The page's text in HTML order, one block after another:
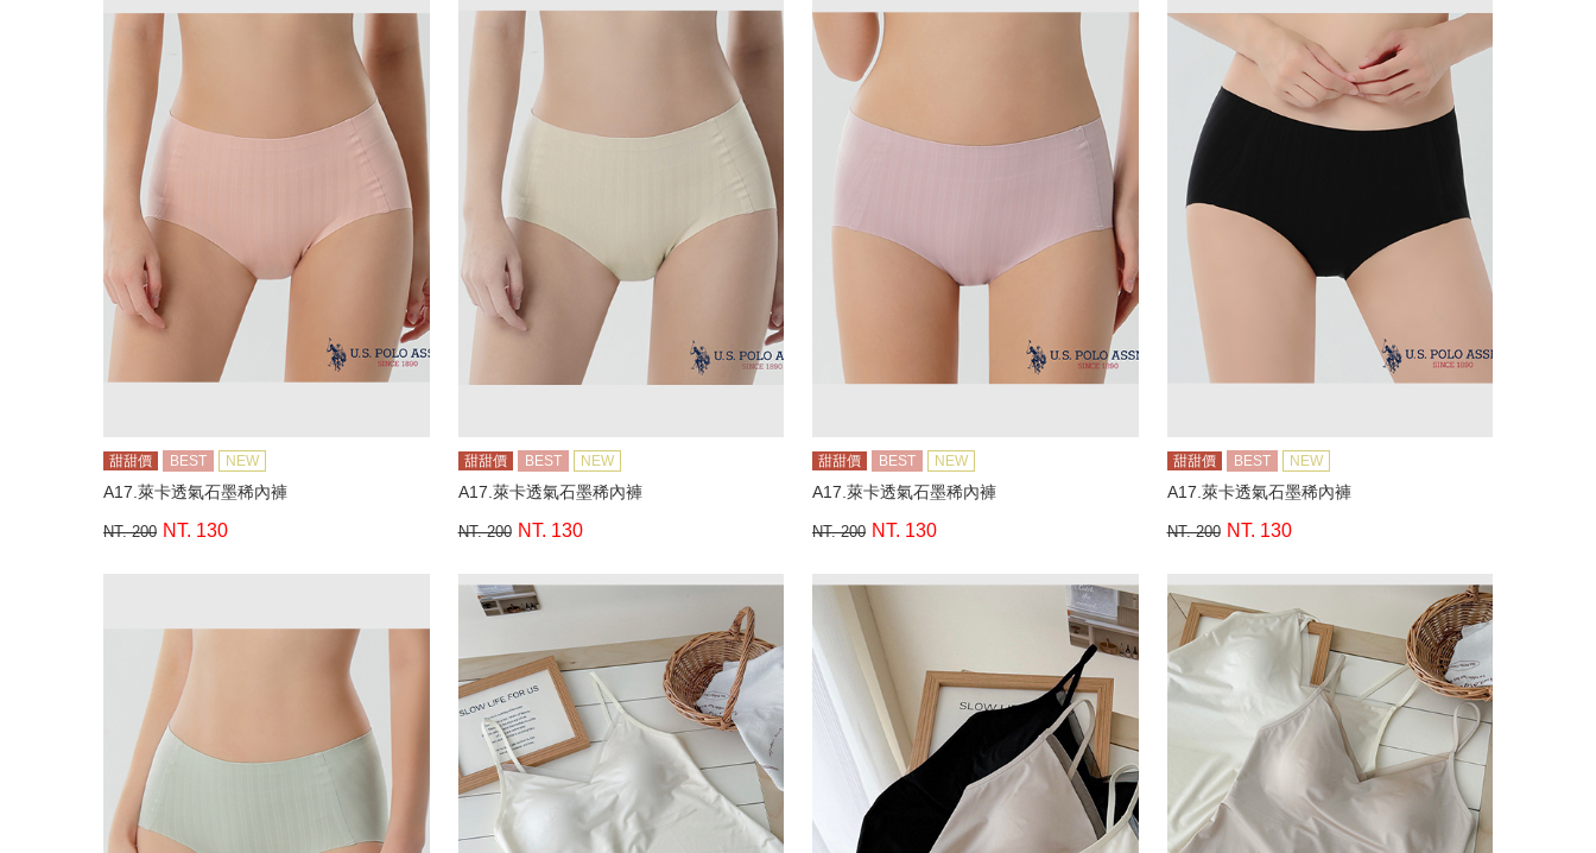
甜甜價 BEST NEW
A17.萊卡透氣石墨稀內褲
NT. 200 NT. 130
甜甜價 BEST NEW
A17.萊卡透氣石墨稀內褲
NT. 200 NT. 130
甜甜價 BEST NEW
A17.萊卡透氣石墨稀內褲
NT. 200 NT. 130
甜甜價 BEST NEW
A17.萊卡透氣石墨稀內褲
NT. 200 NT. 130